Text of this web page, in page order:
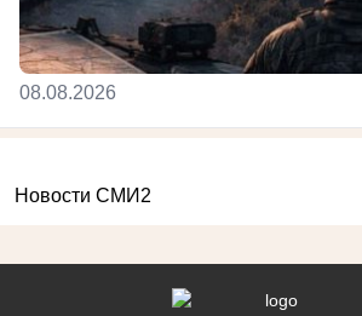
08.08.2026
Новости СМИ2